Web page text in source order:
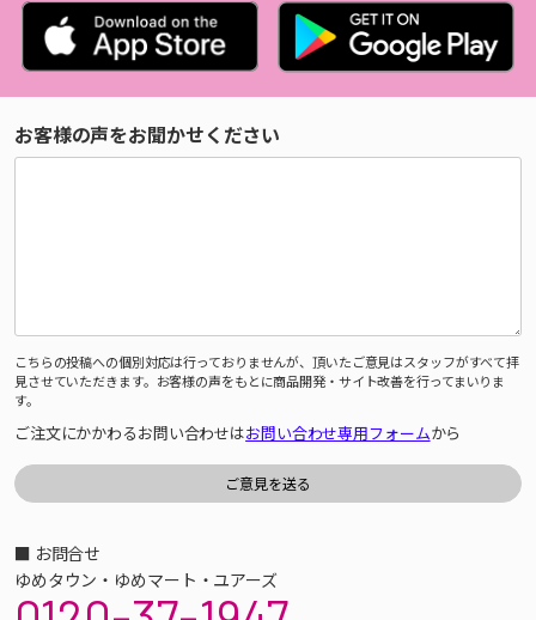
お客様の声をお聞かせください
こちらの投稿への個別対応は行っておりませんが、頂いたご意見はスタッフがすべて拝
見させていただきます。お客様の声をもとに商品開発・サイト改善を行ってまいりま
す。
ご注文にかかわるお問い合わせはお問い合わせ専用フォームから
■ お問合せ
ゆめタウン・ゆめマート・ユアーズ